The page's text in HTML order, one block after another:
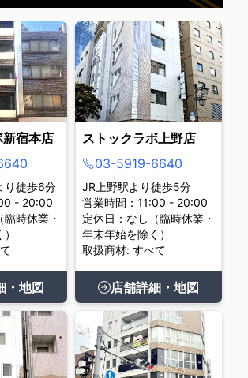
宿本店
り徒歩6分
- 20:00
時休業・
・地図
ストックラボ上野店
03-5919-6640
JR上野駅より徒歩5分
営業時間：11:00 - 20:00
定休日：なし（臨時休業・
年末年始を除く）
取扱商材: すべて
店舗詳細・地図